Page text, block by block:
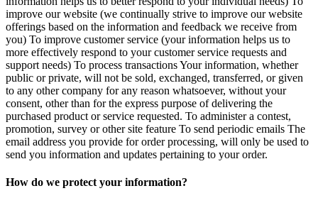
improve our website (we continually strive to improve our website
offerings based on the information and feedback we receive from
you) To improve customer service (your information helps us to
more effectively respond to your customer service requests and
support needs) To process transactions Your information, whether
public or private, will not be sold, exchanged, transferred, or given
to any other company for any reason whatsoever, without your
consent, other than for the express purpose of delivering the
purchased product or service requested. To administer a contest,
promotion, survey or other site feature To send periodic emails The
email address you provide for order processing, will only be used to
send you information and updates pertaining to your order.
How do we protect your information?